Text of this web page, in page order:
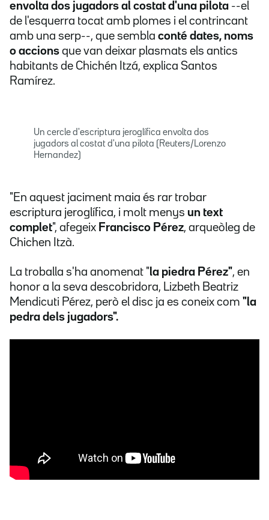
envolta dos jugadors al costat d'una pilota --el
de l'esquerra tocat amb plomes i el contrincant
amb una serp--, que sembla conté dates, noms
o accions que van deixar plasmats els antics
habitants de Chichén Itzá, explica Santos
Ramírez.
Un cercle d'escriptura jeroglífica envolta dos
jugadors al costat d'una pilota (Reuters/Lorenzo
Hernandez)
"En aquest jaciment maia és rar trobar
escriptura jeroglífica, i molt menys un text
complet", afegeix Francisco Pérez, arqueòleg de
Chichen Itzà.
La troballa s'ha anomenat " la piedra Pérez", en
honor a la seva descobridora, Lizbeth Beatriz
Mendicuti Pérez, però el disc ja es coneix com "la
pedra dels jugadors".